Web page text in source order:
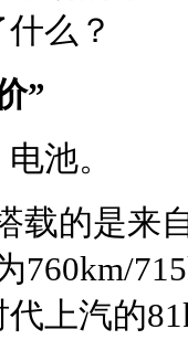
么？
”
池。
载的是来
760km/
上汽的